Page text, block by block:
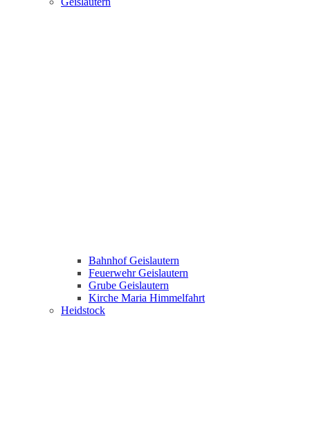
Bahnhof Geislautern
Feuerwehr Geislautern
Grube Geislautern
Kirche Maria Himmelfahrt
Heidstock